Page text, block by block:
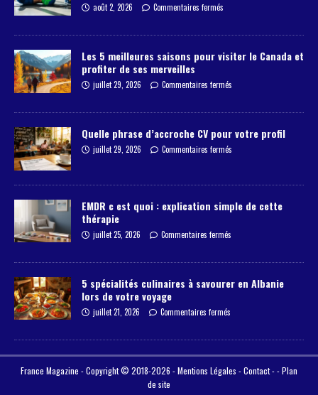
août 2, 2026 Commentaires fermés
Les 5 meilleures saisons pour visiter le Canada et
profiter de ses merveilles
juillet 29, 2026 Commentaires fermés
Quelle phrase d’accroche CV pour votre profil
juillet 29, 2026 Commentaires fermés
EMDR c est quoi : explication simple de cette
thérapie
juillet 25, 2026 Commentaires fermés
5 spécialités culinaires à savourer en Albanie
lors de votre voyage
juillet 21, 2026 Commentaires fermés
France Magazine - Copyright © 2018-2026 -Mentions Légales -Contact- -Plan
de site